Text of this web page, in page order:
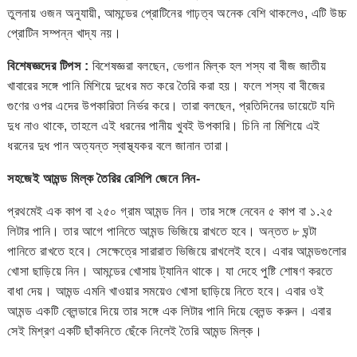
তুলনায় ওজন অনুযায়ী, আমন্ডের প্রোটিনের গাঢ়ত্ব অনেক বেশি থাকলেও, এটি উচ্চ
প্রোটিন সম্পন্ন খাদ্য নয়।
বিশেষজ্ঞদের টিপস : বিশেষজ্ঞরা বলছেন, ভেগান মিল্ক হল শস্য বা বীজ জাতীয়
খাবারের সঙ্গে পানি মিশিয়ে দুধের মত করে তৈরি করা হয়। ফলে শস্য বা বীজের
গুণের ওপর এদের উপকারিতা নির্ভর করে। তারা বলছেন, প্রতিদিনের ডায়েটে যদি
দুধ নাও থাকে, তাহলে এই ধরনের পানীয় খুবই উপকারি। চিনি না মিশিয়ে এই
ধরনের দুধ পান অত্যন্ত স্বাস্থ্যকর বলে জানান তারা।
সহজেই আমন্ড মিল্ক তৈরির রেসিপি জেনে নিন-
প্রথমেই এক কাপ বা ২৫০ গ্রাম আমন্ড নিন। তার সঙ্গে নেবেন ৫ কাপ বা ১.২৫
লিটার পানি। তার আগে পানিতে আমন্ড ভিজিয়ে রাখতে হবে। অন্তত ৮ ঘন্টা
পানিতে রাখতে হবে। সেক্ষেত্রে সারারাত ভিজিয়ে রাখলেই হবে। এবার আমন্ডগুলোর
খোসা ছাড়িয়ে নিন। আমন্ডের খোসায় ট্যানিন থাকে। যা দেহে পুষ্টি শোষণ করতে
বাধা দেয়। আমন্ড এমনি খাওয়ার সময়েও খোসা ছাড়িয়ে নিতে হবে। এবার ওই
আমন্ড একটি ব্লেন্ডারে দিয়ে তার সঙ্গে এক লিটার পানি দিয়ে ব্লেন্ড করুন। এবার
সেই মিশ্রণ একটি ছাঁকনিতে ছেঁকে নিলেই তৈরি আমন্ড মিল্ক।